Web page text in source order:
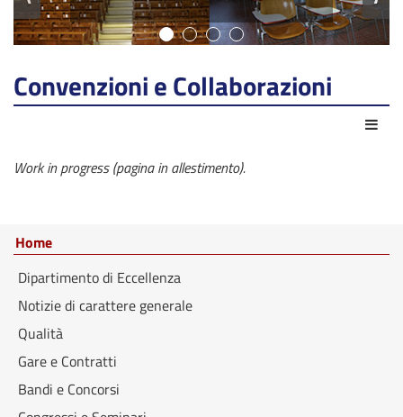
Convenzioni e Collaborazioni
Work in progress (pagina in allestimento).
Home
Dipartimento di Eccellenza
Notizie di carattere generale
Qualità
Gare e Contratti
Bandi e Concorsi